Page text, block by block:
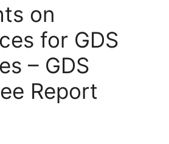
on
for GDS
– GDS
Report